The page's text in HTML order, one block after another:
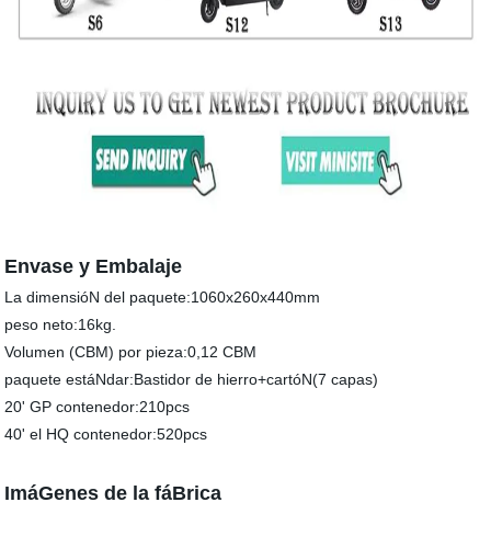
Envase y Embalaje
La dimensióN del paquete:1060x260x440mm
peso neto:16kg.
Volumen (CBM) por pieza:0,12 CBM
paquete estáNdar:Bastidor de hierro+cartóN(7 capas)
20' GP contenedor:210pcs
40' el HQ contenedor:520pcs
ImáGenes de la fáBrica